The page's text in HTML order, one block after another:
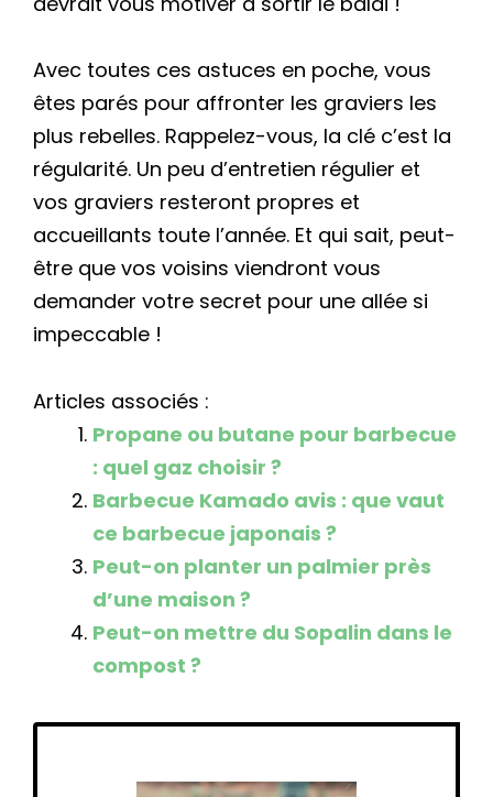
Avec toutes ces astuces en poche, vous
êtes parés pour affronter les graviers les
plus rebelles. Rappelez-vous, la clé c’est la
régularité. Un peu d’entretien régulier et
vos graviers resteront propres et
accueillants toute l’année. Et qui sait, peut-
être que vos voisins viendront vous
demander votre secret pour une allée si
impeccable !
Articles associés :
Propane ou butane pour barbecue
: quel gaz choisir ?
Barbecue Kamado avis : que vaut
ce barbecue japonais ?
Peut-on planter un palmier près
d’une maison ?
Peut-on mettre du Sopalin dans le
compost ?